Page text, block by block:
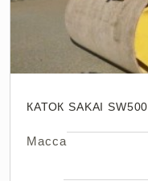
КАТОК SAKAI SW500
Масса